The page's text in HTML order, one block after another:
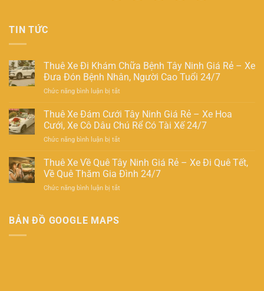
TIN TỨC
Thuê Xe Đi Khám Chữa Bệnh Tây Ninh Giá Rẻ – Xe
Đưa Đón Bệnh Nhân, Người Cao Tuổi 24/7
Chức năng bình luận bị tắt
Thuê Xe Đám Cưới Tây Ninh Giá Rẻ – Xe Hoa
Cưới, Xe Cô Dâu Chú Rể Có Tài Xế 24/7
Chức năng bình luận bị tắt
Thuê Xe Về Quê Tây Ninh Giá Rẻ – Xe Đi Quê Tết,
Về Quê Thăm Gia Đình 24/7
Chức năng bình luận bị tắt
BẢN ĐỒ GOOGLE MAPS